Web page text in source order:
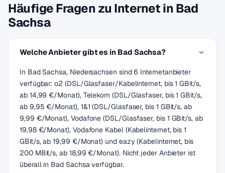
Häufige Fragen zu Internet in Bad
Sachsa
Welche Anbieter gibt es in Bad Sachsa?
In Bad Sachsa, Niedersachsen sind 6 Internetanbieter
verfügbar: o2 (DSL/Glasfaser/Kabelinternet, bis 1 GBit/s,
ab 14,99 €/Monat), Telekom (DSL/Glasfaser, bis 1 GBit/s,
ab 9,95 €/Monat), 1&1 (DSL/Glasfaser, bis 1 GBit/s, ab
9,99 €/Monat), Vodafone (DSL/Glasfaser, bis 1 GBit/s, ab
19,98 €/Monat), Vodafone Kabel (Kabelinternet, bis 1
GBit/s, ab 19,99 €/Monat) und eazy (Kabelinternet, bis
200 MBit/s, ab 18,99 €/Monat). Nicht jeder Anbieter ist
überall in Bad Sachsa verfügbar.